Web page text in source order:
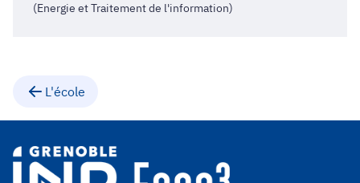
(Energie et Traitement de l'information)
L'école